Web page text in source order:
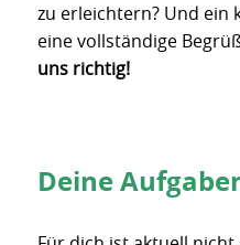
zu erleichtern? Und ein
eine vollständige
uns richtig!
Deine